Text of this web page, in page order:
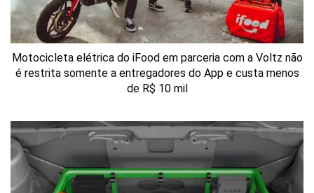
Motocicleta elétrica do iFood em parceria com a Voltz não
é restrita somente a entregadores do App e custa menos
de R$ 10 mil